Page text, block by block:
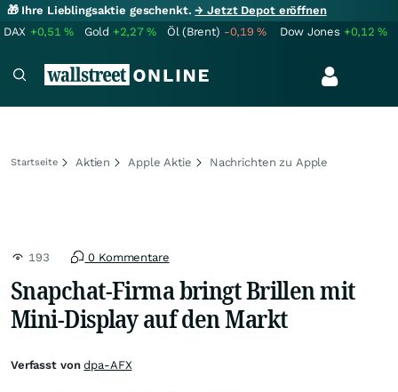
🎁 Ihre Lieblingsaktie geschenkt.→ Jetzt Depot eröffnen
DAX +0,51% Gold +2,27% Öl (Brent) -0,19% Dow Jones +0,12%
Startseite Aktien Apple Aktie Nachrichten zu Apple
193 0 Kommentare
Snapchat-Firma bringt Brillen mit
Mini-Display auf den Markt
Verfasst vondpa-AFX